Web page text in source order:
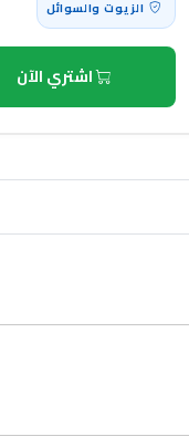
الزيوت والسوائل
اشتري الآن